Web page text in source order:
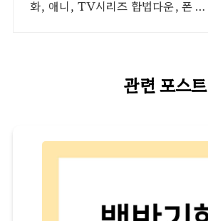
화, 애니, TV시리즈 합법다운, 폰 감
관련 포스트